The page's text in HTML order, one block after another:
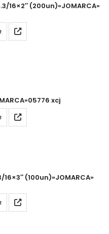
16×2″ (200un)»JOMARCA»
xcj
(100un)»JOMARCA»